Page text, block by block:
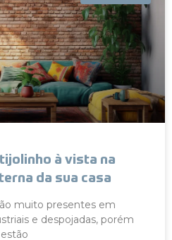
à vista na
da sua casa
muito presentes em
e despojadas, porém
estão